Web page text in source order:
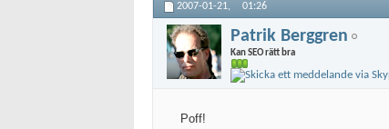
2007-01-21, 01:26
Patrik Berggren
Kan SEO rätt bra
Poff!